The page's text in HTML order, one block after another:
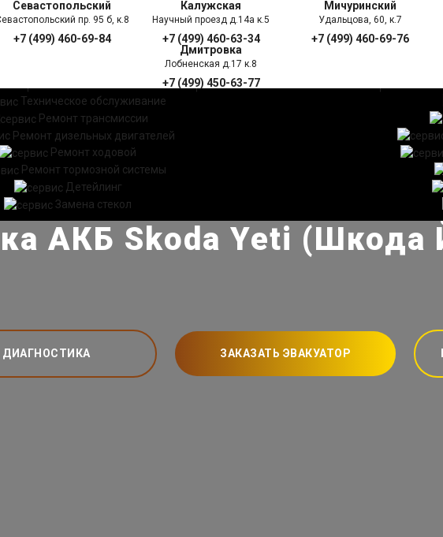
Севастопольский
пр. 95 б, к.8
+7 (499) 460-69-84
Калужская
Научный проезд д.14а к.5
+7 (499) 460-63-34
Мичуринский
Удальцова, 60, к.7
+7 (499) 460-69-76
Дмитровка
Лобненская д.17 к.8
+7 (499) 450-63-77ПРАЙС ЛИСТ
Техническое обслуживание
Ремонт трансмиссии
Ремонт дизельных двигателей
Ремонт ходовой
Ремонт тормозной системы
Детейлинг
Замена стекол
АКБ Skoda Yeti (Шкода
ДИАГНОСТИКА ЗАКАЗАТЬ ЭВАКУАТОР